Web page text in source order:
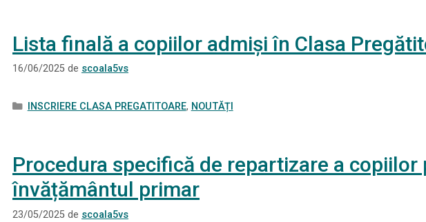
Lista finală a copiilor admiși în Clasa
16/06/2025 de scoala5vs
Categorii
INSCRIERE CLASA PREGATITOARE, NOUTĂȚI
Procedura specifică de repartizare a
învățământul primar
23/05/2025 de scoala5vs